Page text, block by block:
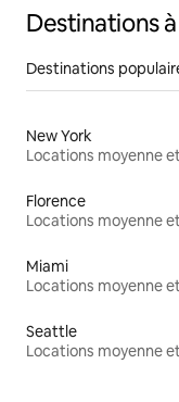
Destinations
Destinations
New York
Florence
Miami
Seattle